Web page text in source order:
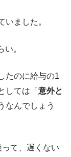
ました。
。
たのに給与の1
しては「 意外と
なんでしょう
て、遅くない